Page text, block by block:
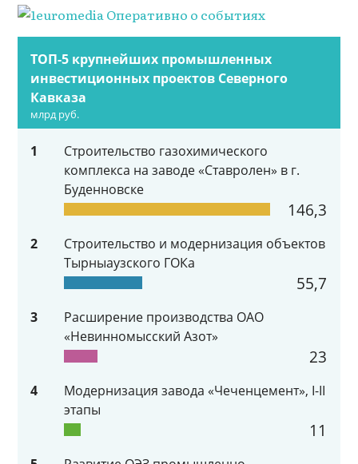
ТОП-5 крупнейших промышленных
инвестиционных проектов Северного
Кавказа
млрд руб.
1
Строительство газохимического
комплекса на заводе «Ставролен» в г.
Буденновске
146,3
2
Строительство и модернизация объектов
Тырныаузского ГОКа
55,7
3
Расширение производства ОАО
«Невинномысский Азот»
23
4
Модернизация завода «Чеченцемент», I-II
этапы
11